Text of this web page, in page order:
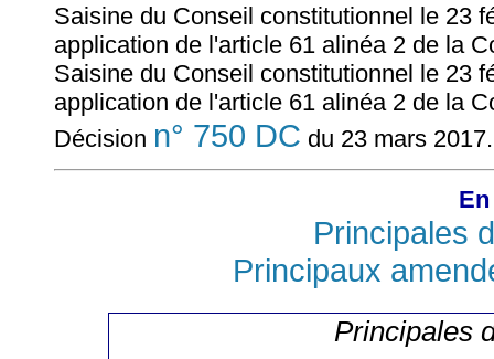
Saisine du Conseil constitutionnel le 23
application de l'article 61 alinéa 2 de la
Saisine du Conseil constitutionnel le 23
application de l'article 61 alinéa 2 de la
Décision n° 750 DC du 23 mars
Principales
Principaux
Principales